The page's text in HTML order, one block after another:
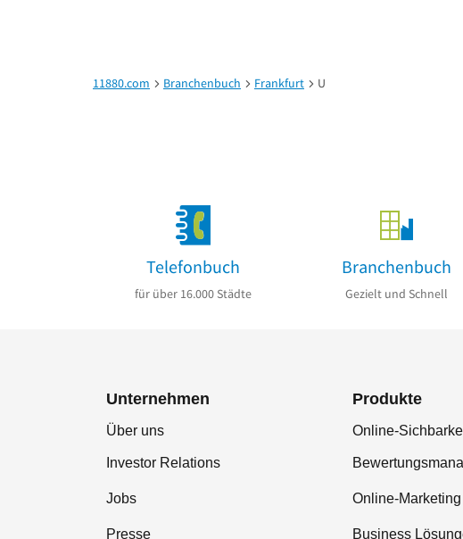
11880.com Branchenbuch Frankfurt U
Telefonbuch
für über 16.000 Städte
Branchenbuch
Gezielt und Schnell
Unternehmen
Über uns
Investor Relations
Jobs
Presse
Produkte
Online-
Online-Marketing
Business